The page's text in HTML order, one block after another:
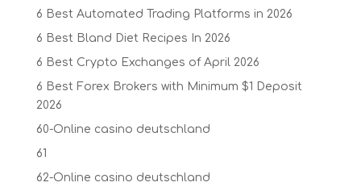
6 Best Automated Trading Platforms in 2026
6 Best Bland Diet Recipes In 2026
6 Best Crypto Exchanges of April 2026
6 Best Forex Brokers with Minimum $1 Deposit ️
2026
60-Online casino deutschland
61
62-Online casino deutschland